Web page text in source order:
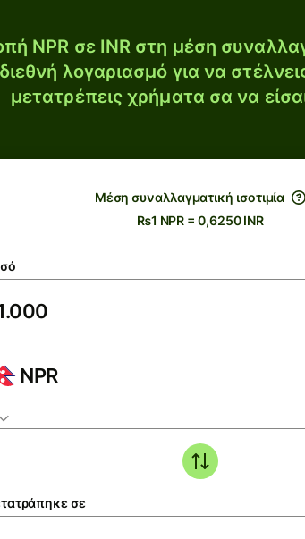
NPR σε INR στη μέση
λογαριασμό για να
μετατρέπεις χρήματα σα να
Μέση συναλλαγματική ισοτιμία
₨1 NPR = 0,6250 INR
NPR
σε